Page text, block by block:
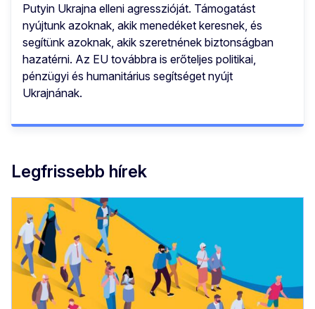
Putyin Ukrajna elleni agresszióját. Támogatást
nyújtunk azoknak, akik menedéket keresnek, és
segítünk azoknak, akik szeretnének biztonságban
hazatérni. Az EU továbbra is erőteljes politikai,
pénzügyi és humanitárius segítséget nyújt
Ukrajnának.
Legfrissebb hírek